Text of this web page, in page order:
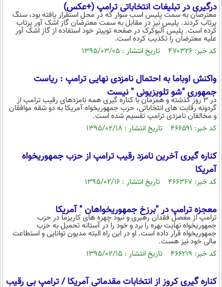
سیاست
سرگرمی
فناوری
حوادث
محیط زیست
سلامت
بین الملل
سیاست خارجی
داستان کوتاه
پیامک
دانلود
درگیری در تبلیغات انتخاباتی ترامپ (+عکس)
معترصان به سمت پلیس اسب سوار که در محل استقرار یافته بود، سنگ
پرتاب کردند. پلیس نیز در مقابل به سمت معترضان گاز اشک آور پرتاب
کرده است. پلیس آلبوکرک در صفحه توییتر خود استفاده از گاز اشک آور
علیه معترضان را تکذیب کرده است.
کد خبر: ۴۷۰۳۲۶ تاریخ انتشار : ۱۳۹۵/۰۳/۰۵
واکنش اوباما به احتمال نامزدی نهایی ترامپ : ریاست
جمهوری "شو تلویزیونی " نیست
در 3 روز گذشته و همزمان با کناره گیری همه نامزدهای رقیب ترامپ از
گردونه رقابت های انتخاباتی، حزب جمهوریخواه آمریکا به دو شقه موافقان
و مخالفان نامزدی ترامپ تقسیم شده است.
کد خبر: ۴۶۶۵۹۱ تاریخ انتشار : ۱۳۹۵/۰۲/۱۸
کناره گیری آخرین نامزد رقیب ترامپ از حزب جمهوریخواه
آمریکا
کد خبر: ۴۶۶۳۶۷ تاریخ انتشار : ۱۳۹۵/۰۲/۱۶
معجزه ترامپ در "برزخ جمهوریخواهان " آمریکا
ترامپ از معصل فقدان رهبری و نبود چهره های کاریزما در حزب
جمهوریخواه نهایت بهره را برد و خود را در آستانه تحمیل به حزب
جمهوریخواه قرار داده است. او در این راه البته مدیون توانایی و استطاعت
مالی خود نیز هست.
کد خبر: ۴۶۶۲۱۹ تاریخ انتشار : ۱۳۹۵/۰۲/۱۵
کناره گیری کروز از انتخابات مقدماتی آمریکا / ترامپ بی رقیب